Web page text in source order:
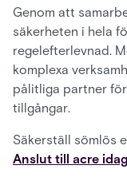
Genom att
säkerheten i hela
regelefterlevnad.
komplexa
pålitliga partner
tillgångar.
Säkerställ sömlös
Anslut till acre